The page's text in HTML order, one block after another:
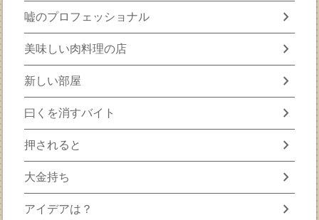
嘘のプロフェッショナル chevron_right
美味しい肉料理の店 chevron_right
新しい部屋 chevron_right
曰くを消すバイト chevron_right
押されると chevron_right
大金持ち chevron_right
アイデアは？ chevron_right